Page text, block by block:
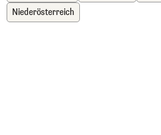
Niederösterreich